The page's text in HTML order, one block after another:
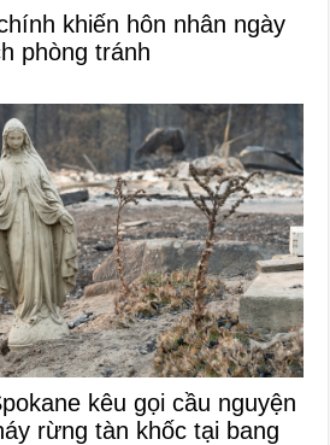
khiến hôn nhân ngày
phòng tránh
kêu gọi cầu nguyện
rừng tàn khốc tại bang